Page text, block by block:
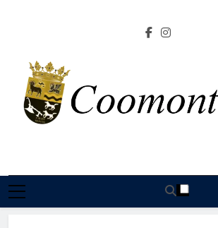
Coomonte.net |
Coomonte